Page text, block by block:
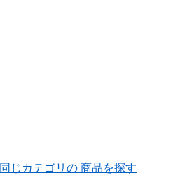
同じカテゴリの 商品を探す